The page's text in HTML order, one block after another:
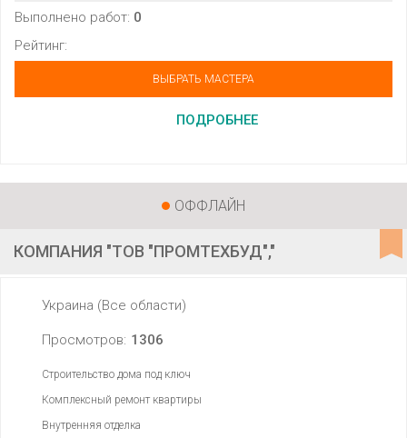
Выполнено работ: 0
Рейтинг:
ВЫБРАТЬ МАСТЕРА
ПОДРОБНЕЕ
ОФФЛАЙН
КОМПАНИЯ "ТОВ "ПРОМТЕХБУД","
Украина (Все области)
Просмотров: 1306
Строительство дома под ключ
Комплексный ремонт квартиры
Внутренняя отделка